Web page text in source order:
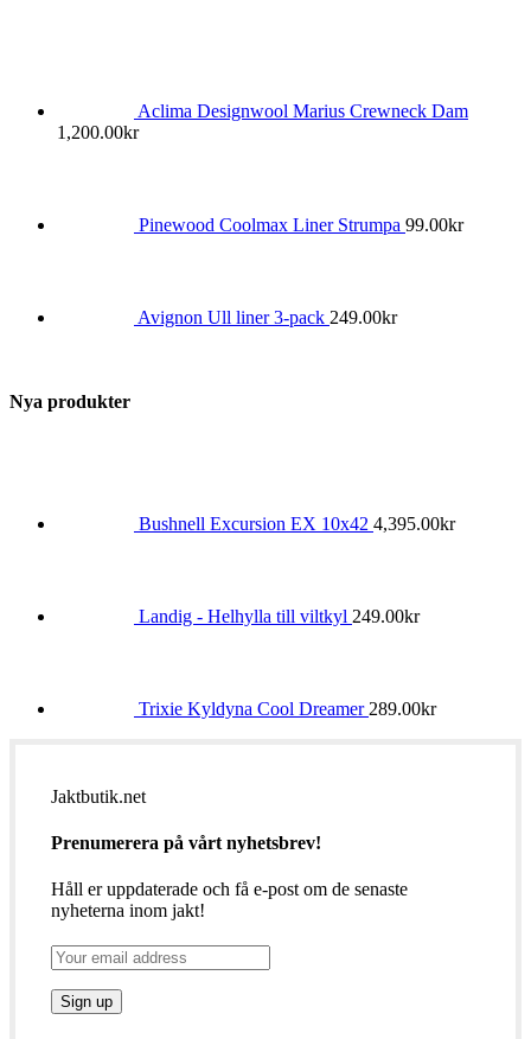
Aclima Designwool Marius Crewneck Dam
1,200.00kr
Pinewood Coolmax Liner Strumpa 99.00kr
Avignon Ull liner 3-pack 249.00kr
Nya produkter
Bushnell Excursion EX 10x42 4,395.00kr
Landig - Helhylla till viltkyl 249.00kr
Trixie Kyldyna Cool Dreamer 289.00kr
Jaktbutik.net
Prenumerera på vårt nyhetsbrev!
Håll er uppdaterade och få e-post om de senaste
nyheterna inom jakt!